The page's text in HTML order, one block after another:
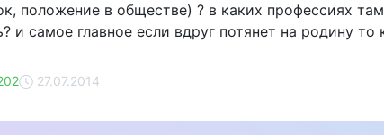
положение в обществе) ? в каких профессиях
и самое главное если вдруг потянет на родину
27.07.2014